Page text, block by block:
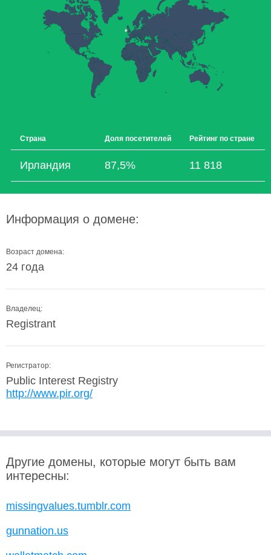
Страна Доля посетителей Рейтинг по стране
Ирландия 87,5% 11 818
Информация о домене:
Возраст домена:
24 года
Владелец:
Registrant
Регистратор:
Public Interest Registry
http://www.pir.org/
Другие домены, которые могут быть вам
интересны:
missingvalues.tumblr.com
gunnation.us